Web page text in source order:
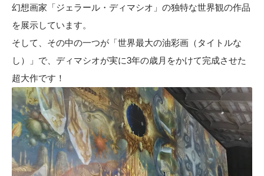
幻想画家「ジェラール・ディマシオ」の独特な世界観の作品
を展示しています。
そして、その中の一つが「世界最大の油彩画（タイトルな
し）」で、ディマシオが実に3年の歳月をかけて完成させた
超大作です！